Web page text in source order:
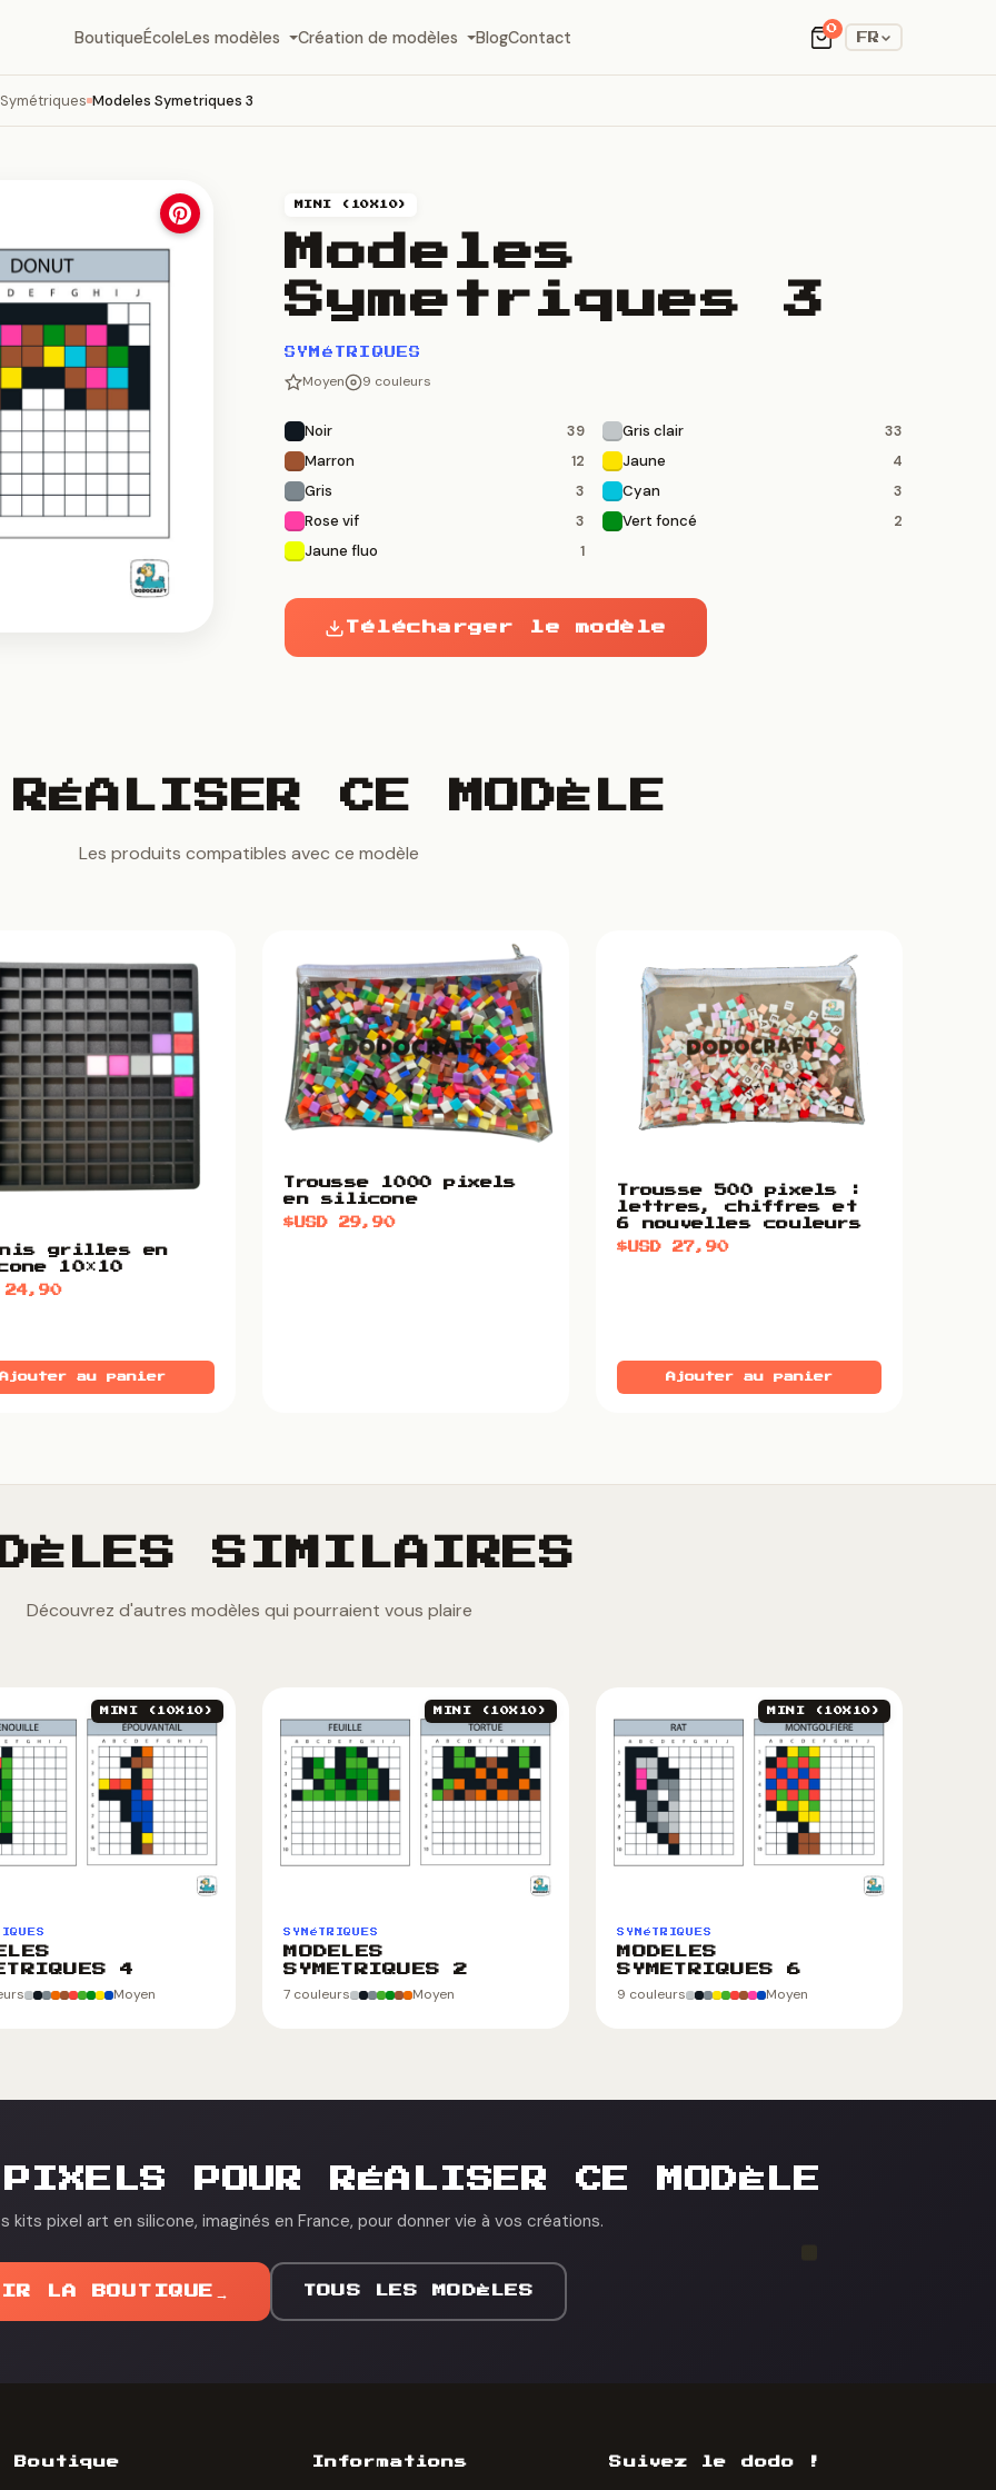
BoutiqueÉcoleLes modèles Création de modèles BlogContact
0
FR
Modeles Symetriques 3
MINI (10X10)
Modeles
Symetriques 3
SYMéTRIQUES
Moyen 9 couleurs
Noir 39 Gris clair 33
Marron 12 Jaune 4
Gris 3 Cyan 3
Rose vif 3 Vert foncé 2
Jaune fluo 1
Télécharger le modèle
RÉALISER CE MODÈLE
Les produits compatibles avec ce modèle
grilles en
10×10
24,90
Ajouter au panier
Trousse 1000 pixels
en silicone
$USD29,90
Trousse 500 pixels :
lettres, chiffres et
6 nouvelles couleurs
$USD27,90
Ajouter au panier
SIMILAIRES
Découvrez d'autres modèles qui pourraient vous plaire
MINI (10X10)
4
Moyen
MINI (10X10)
SYMéTRIQUES
MODELES
SYMETRIQUES 2
7 couleurs Moyen
MINI (10X10)
SYMéTRIQUES
MODELES
SYMETRIQUES 6
9 couleurs Moyen
POUR RÉALISER CE MODÈLE
kits pixel art en silicone, imaginés en France, pour donner vie à vos créations.
LA BOUTIQUE → TOUS LES MODÈLES
Boutique Informations Suivez le dodo !